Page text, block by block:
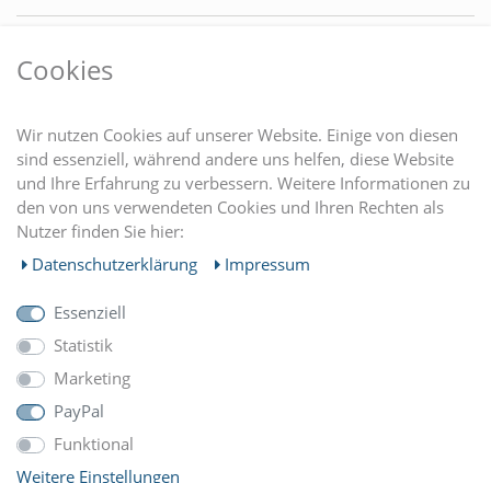
EINKAUFEN
MEIN KONTO
UNTERNEHMEN
ZAHLUNGARTEN
Cookies
Wir nutzen Cookies auf unserer Website. Einige von diesen
sind essenziell, während andere uns helfen, diese Website
und Ihre Erfahrung zu verbessern. Weitere Informationen zu
den von uns verwendeten Cookies und Ihren Rechten als
Nutzer finden Sie hier:
Daten­schutz­erklärung
Impressum
Essenziell
Statistik
Marketing
PayPal
Funktional
Weitere Einstellungen